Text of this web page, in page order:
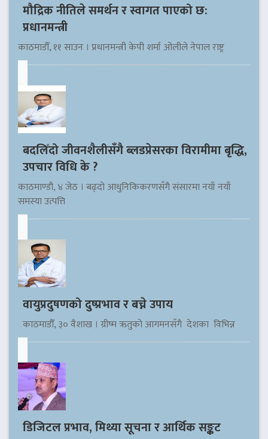
मौद्रिक नीतिले समर्थन र स्वागत पाएको छ:
प्रधानमन्त्री
काठमाडौँ, ११ साउन । प्रधानमन्त्री केपी शर्मा ओलीले नेपाल राष्ट्र
बदलिँदो जीवनशैलीसँगै ब्लडप्रेसरका विरामीमा बृद्धि,
उपचार विधि के ?
काठमाण्डौ, ४ जेठ । बढ्दो आधुनिकिकरणसँगै संसारमा नयाँ नयाँ
समस्या उत्पत्ति
वायुप्रदुषणको दुष्प्रभाव र बच्ने उपाय
काठमाडौँ, ३० वैशाख । ग्रीष्म ऋतुको आगमनसँगै देशका विभिन्न
डिजिटल प्रभाव, मिथ्या सूचना र आर्थिक सङ्कट